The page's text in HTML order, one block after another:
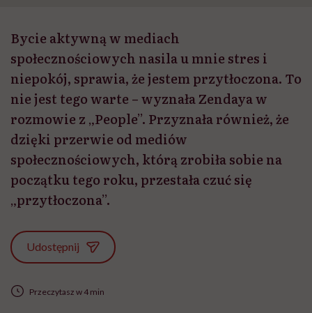
Bycie aktywną w mediach
społecznościowych nasila u mnie stres i
niepokój, sprawia, że jestem przytłoczona. To
nie jest tego warte – wyznała Zendaya w
rozmowie z „People”. Przyznała również, że
dzięki przerwie od mediów
społecznościowych, którą zrobiła sobie na
początku tego roku, przestała czuć się
„przytłoczona”.
Udostępnij
Przeczytasz w 4 min